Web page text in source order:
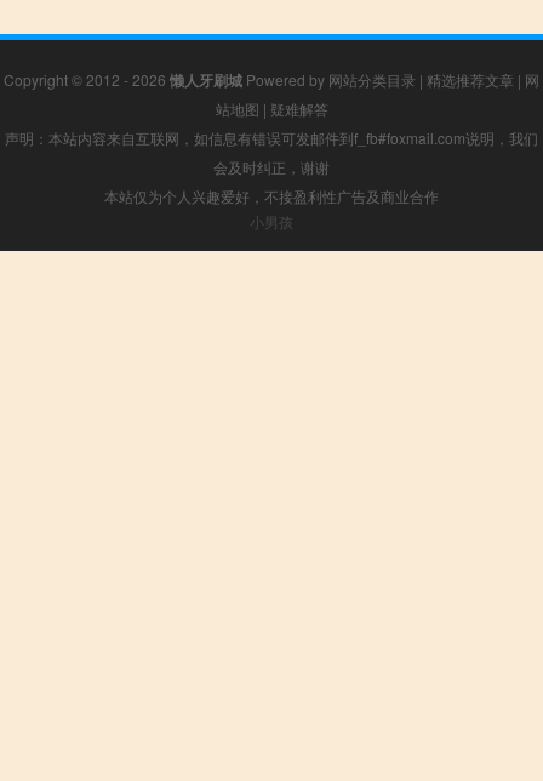
Copyright © 2012 - 2026 懒人牙刷城 Powered by 网站分类目录 | 精选推荐文章 | 网
站地图 | 疑难解答
声明：本站内容来自互联网，如信息有错误可发邮件到f_fb#foxmail.com说明，我们
会及时纠正，谢谢
本站仅为个人兴趣爱好，不接盈利性广告及商业合作
小男孩